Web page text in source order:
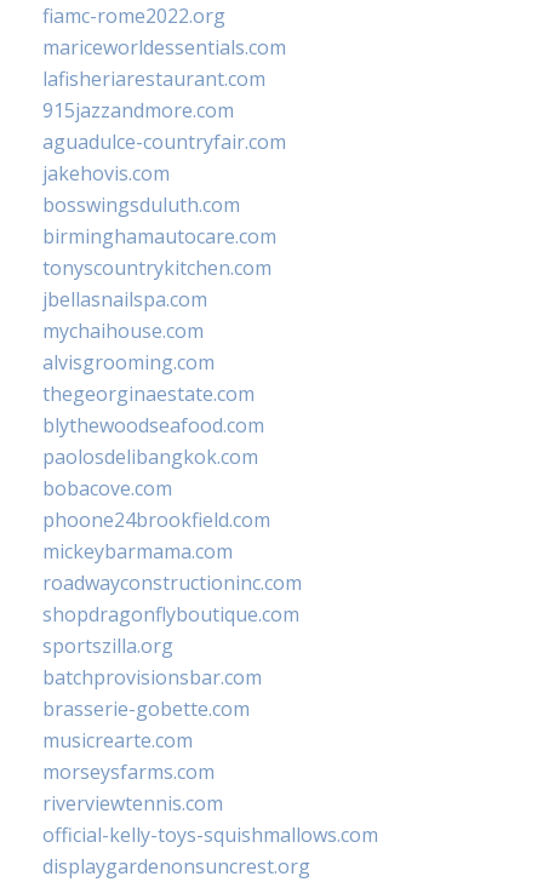
fiamc-rome2022.org
mariceworldessentials.com
lafisheriarestaurant.com
915jazzandmore.com
aguadulce-countryfair.com
jakehovis.com
bosswingsduluth.com
birminghamautocare.com
tonyscountrykitchen.com
jbellasnailspa.com
mychaihouse.com
alvisgrooming.com
thegeorginaestate.com
blythewoodseafood.com
paolosdelibangkok.com
bobacove.com
phoone24brookfield.com
mickeybarmama.com
roadwayconstructioninc.com
shopdragonflyboutique.com
sportszilla.org
batchprovisionsbar.com
brasserie-gobette.com
musicrearte.com
morseysfarms.com
riverviewtennis.com
official-kelly-toys-squishmallows.com
displaygardenonsuncrest.org